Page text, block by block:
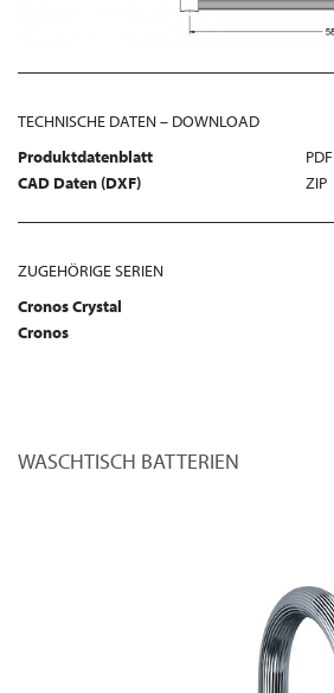
TECHNISCHE DATEN – DOWNLOAD
Produktdatenblatt
PDF
CAD Daten (DXF)
ZIP
ZUGEHÖRIGE SERIEN
Cronos Crystal
Cronos
WASCHTISCH BATTERIEN